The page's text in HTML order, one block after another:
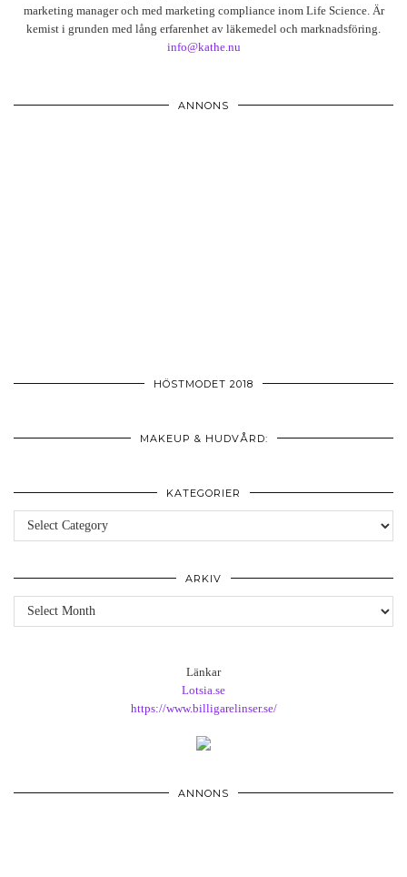
marketing manager och med marketing compliance inom Life Science. Är
kemist i grunden med lång erfarenhet av läkemedel och marknadsföring.
info@kathe.nu
ANNONS
HÖSTMODET 2018
MAKEUP & HUDVÅRD:
KATEGORIER
Kategorier
ARKIV
Arkiv
Länkar
Lotsia.se
https://www.billigarelinser.se/
ANNONS